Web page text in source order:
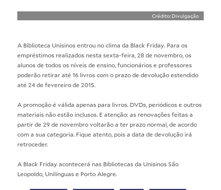
Crédito: Divulgação
A Biblioteca Unisinos entrou no clima da Black Friday. Para os
empréstimos realizados nesta sexta-feira, 28 de novembro, os
alunos de todos os níveis de ensino, funcionários e professores
poderão retirar até 16 livros com o prazo de devolução estendido
até 24 de fevereiro de 2015.
A promoção é válida apenas para livros. DVDs, periódicos e outros
materiais não estão inclusos. E atenção: as renovações feitas a
partir de 29 de novembro voltarão a ter prazo normal, de acordo
com a sua categoria. Fique atento, pois a data de devolução irá
retroceder.
A Black Friday acontecerá nas Bibliotecas da Unisinos São
Leopoldo, Unilínguas e Porto Alegre.